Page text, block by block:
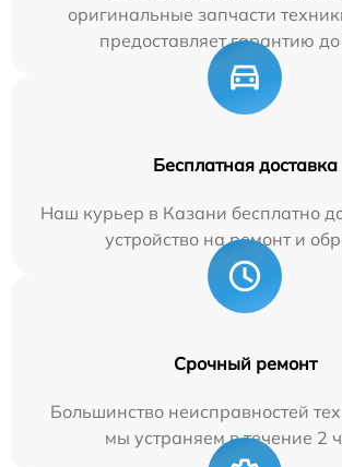
оригинальные запчасти
предоставляет гарантию до
Бесплатная доставка
Наш курьер в Казани бесплатно
устройство на ремонт и
Срочный ремонт
Большинство неисправностей
мы устраняем в течение 2